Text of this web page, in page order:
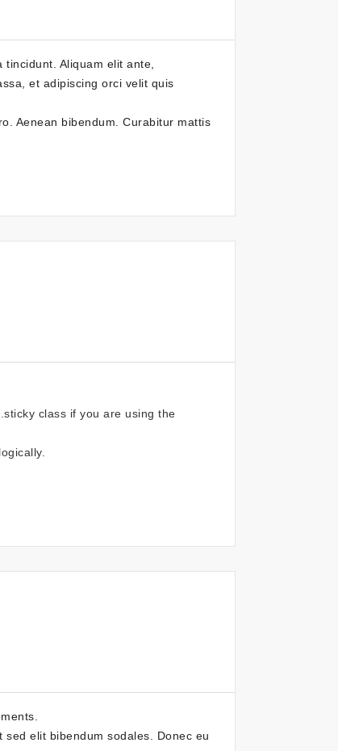
Aliquam elit ante,
et adipiscing orci velit quis
Aenean bibendum. Curabitur mattis
class if you are using the
elit bibendum sodales. Donec eu